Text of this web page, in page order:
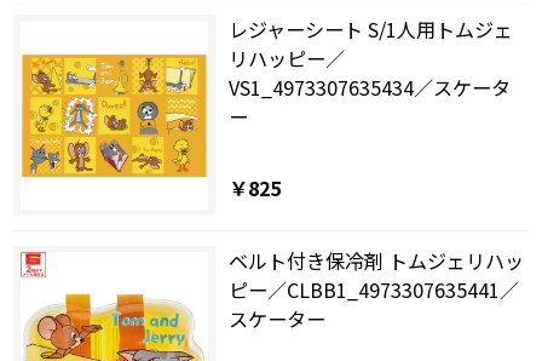
レジャーシート S/1人用トムジェ
リハッピー／
VS1_4973307635434／スケータ
ー
￥825
ベルト付き保冷剤 トムジェリハッ
ピー／CLBB1_4973307635441／
スケーター